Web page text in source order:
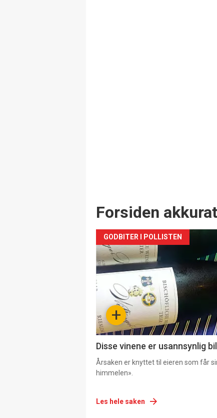
Forsiden
+
GODBITER I POLLISTEN
Disse vinene er usannsynlig
Årsaken er knyttet til eieren som får
himmelen».
Les hele saken